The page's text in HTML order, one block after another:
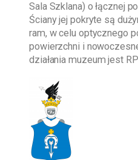
Sala Szklana) o łącznej
Ściany jej pokryte są
ram, w celu optycznego
powierzchni i
działania muzeum jest